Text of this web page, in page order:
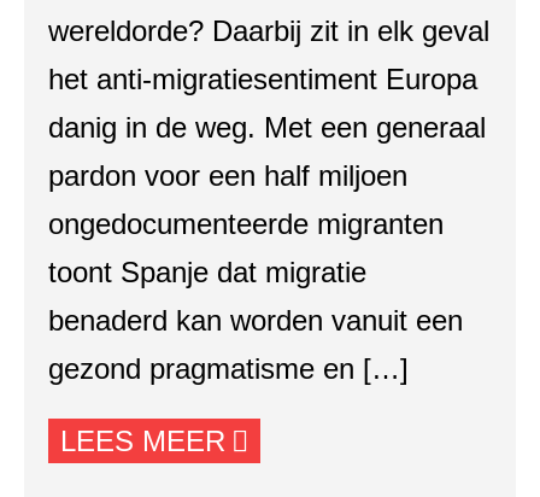
wereldorde? Daarbij zit in elk geval
het anti-migratiesentiment Europa
danig in de weg. Met een generaal
pardon voor een half miljoen
ongedocumenteerde migranten
toont Spanje dat migratie
benaderd kan worden vanuit een
gezond pragmatisme en […]
LEES MEER